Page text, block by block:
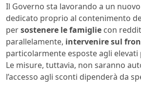
Il Governo sta lavorando a un
dedicato proprio al contenimento
persostenere le famiglie con
parallelamente, intervenire sul
particolarmente esposte agli elevati
Le misure, tuttavia, non saranno
l’accesso agli sconti dipenderà da